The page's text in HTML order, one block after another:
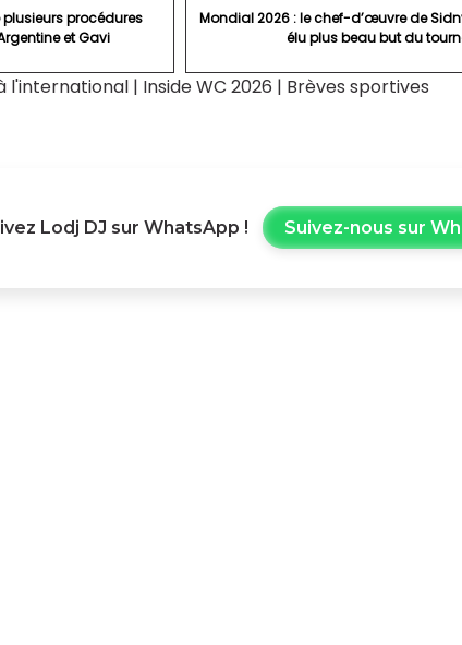
plusieurs procédures
et Gavi
Mondial 2026 : le chef-d’œuvre de
élu plus beau but du
l'international | Inside WC 2026 | Brèves sportives
Lodj DJ sur WhatsApp ! Suivez-nous sur